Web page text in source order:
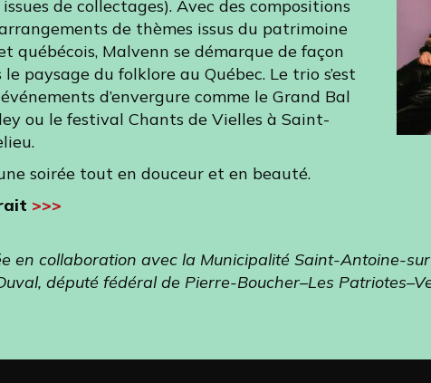
de collectages). Avec des compositions
de thèmes issus du patrimoine
québécois, Malvenn se démarque de façon
paysage du folklore au Québec. Le trio s’est
d’envergure comme le Grand Bal
ou le festival Chants de Vielles à Saint-
soirée tout en douceur et en beauté.
>>>
en collaboration avec la Municipalité Saint-Antoine-
député fédéral de Pierre-Boucher–Les